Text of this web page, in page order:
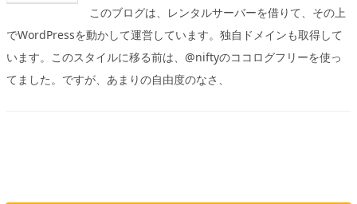
このブログは、レンタルサーバーを借りて、その上
でWordPressを動かして運営しています。独自ドメインも取得して
います。このスタイルに移る前は、@niftyのココログフリーを使っ
てました。ですが、あまりの自由度のなさ、